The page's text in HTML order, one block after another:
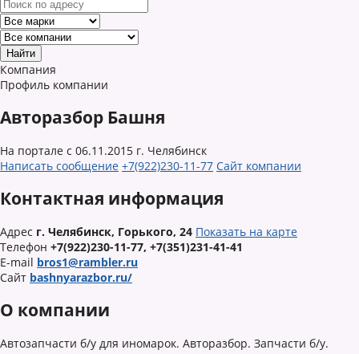
Компания
Профиль компании
Авторазбор Башня
На портале с 06.11.2015 г. Челябинск
Написать сообщение +7(922)230-11-77 Сайт компании
Контактная информация
Адрес г. Челябинск, Горького, 24 Показать на карте
Телефон +7(922)230-11-77, +7(351)231-41-41
E-mail bros1@rambler.ru
Сайт bashnyarazbor.ru/
О компании
Автозапчасти б/у для иномарок. Авторазбор. Запчасти б/у.